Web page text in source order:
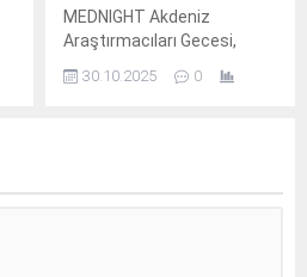
MEDNIGHT Akdeniz
Araştırmacıları Gecesi,
projenin amacının gençlere
Akdeniz biliminin önemini
30.10.2025 0